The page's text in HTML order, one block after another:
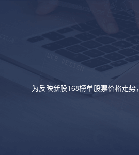
为反映新股168榜单股票价格走势